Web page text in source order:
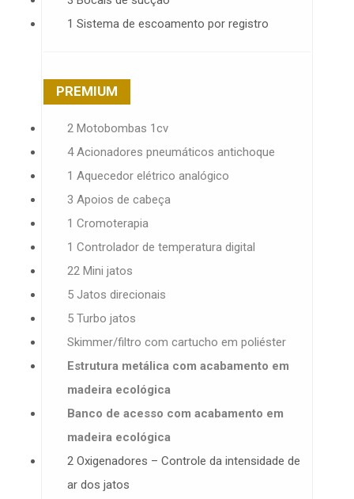
1 Sistema de escoamento por registro
PREMIUM
2 Motobombas 1cv
4 Acionadores pneumáticos antichoque
1 Aquecedor elétrico analógico
3 Apoios de cabeça
1 Cromoterapia
1 Controlador de temperatura digital
22 Mini jatos
5 Jatos direcionais
5 Turbo jatos
Skimmer/filtro com cartucho em poliéster
Estrutura metálica com acabamento em
madeira ecológica
Banco de acesso com acabamento em
madeira ecológica
2 Oxigenadores – Controle da intensidade de
ar dos jatos